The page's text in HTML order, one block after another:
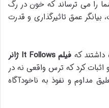
را می ترساند که خون در رگ
عمق تاثیرگذاری و قدرت
که فیلم It Follows ژانر
اثبات کرد که ترس واقعی نه در
مداوم و نفوذ به ناخودآگاه